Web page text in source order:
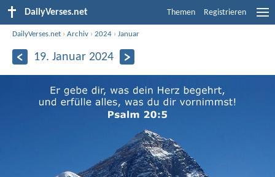
DailyVerses.net Themen Registrieren
DailyVerses.net ›Archiv ›2024 ›Januar
19. Januar 2024